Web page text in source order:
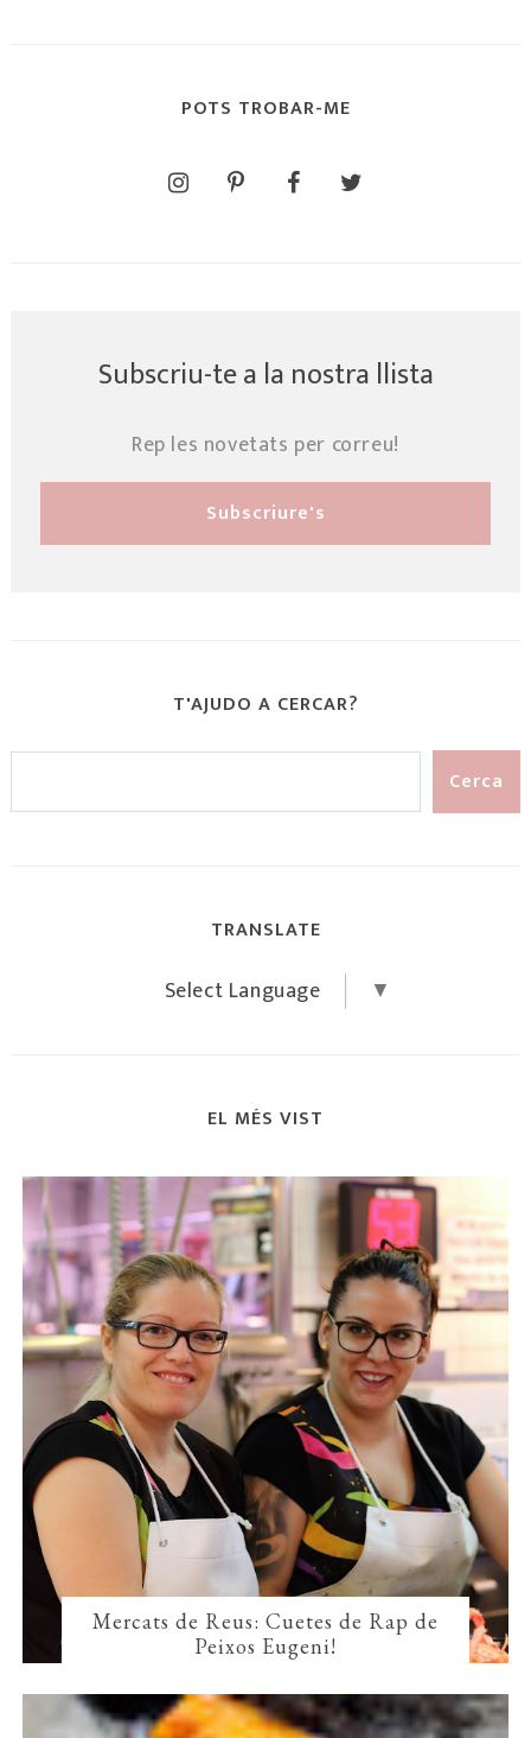
POTS TROBAR-ME
Subscriu-te a la nostra llista
Rep les novetats per correu!
T'AJUDO A CERCAR?
TRANSLATE
Select Language ▼
EL MÉS VIST
Mercats de Reus: Cuetes de Rap de
Peixos Eugeni!